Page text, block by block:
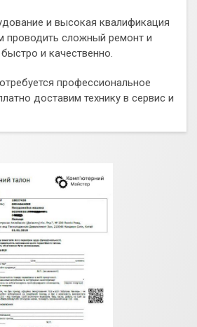
и высокая квалификация
проводить сложный ремонт и
и качественно.
профессиональное
доставим технику в сервис и